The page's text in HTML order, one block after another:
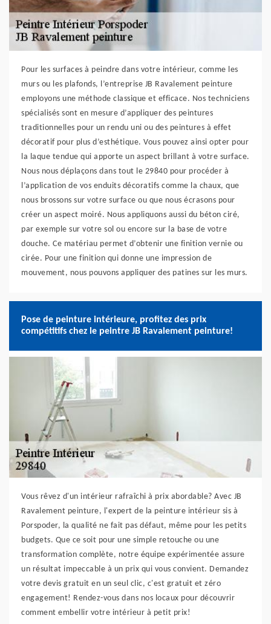
Pour les surfaces à peindre dans votre intérieur, comme les
murs ou les plafonds, l’entreprise JB Ravalement peinture
employons une méthode classique et efficace. Nos techniciens
spécialisés sont en mesure d’appliquer des peintures
traditionnelles pour un rendu uni ou des peintures à effet
décoratif pour plus d’esthétique. Vous pouvez ainsi opter pour
la laque tendue qui apporte un aspect brillant à votre surface.
Nous nous déplaçons dans tout le 29840 pour procéder à
l’application de vos enduits décoratifs comme la chaux, que
nous brossons sur votre surface ou que nous écrasons pour
créer un aspect moiré. Nous appliquons aussi du béton ciré,
par exemple sur votre sol ou encore sur la base de votre
douche. Ce matériau permet d’obtenir une finition vernie ou
cirée. Pour une finition qui donne une impression de
mouvement, nous pouvons appliquer des patines sur les murs.
Pose de peinture intérieure, profitez des prix
compétitifs chez le peintre JB Ravalement peinture!
Vous rêvez d'un intérieur rafraîchi à prix abordable? Avec JB
Ravalement peinture, l'expert de la peinture intérieur sis à
Porspoder, la qualité ne fait pas défaut, même pour les petits
budgets. Que ce soit pour une simple retouche ou une
transformation complète, notre équipe expérimentée assure
un résultat impeccable à un prix qui vous convient. Demandez
votre devis gratuit en un seul clic, c'est gratuit et zéro
engagement! Rendez-vous dans nos locaux pour découvrir
comment embellir votre intérieur à petit prix!